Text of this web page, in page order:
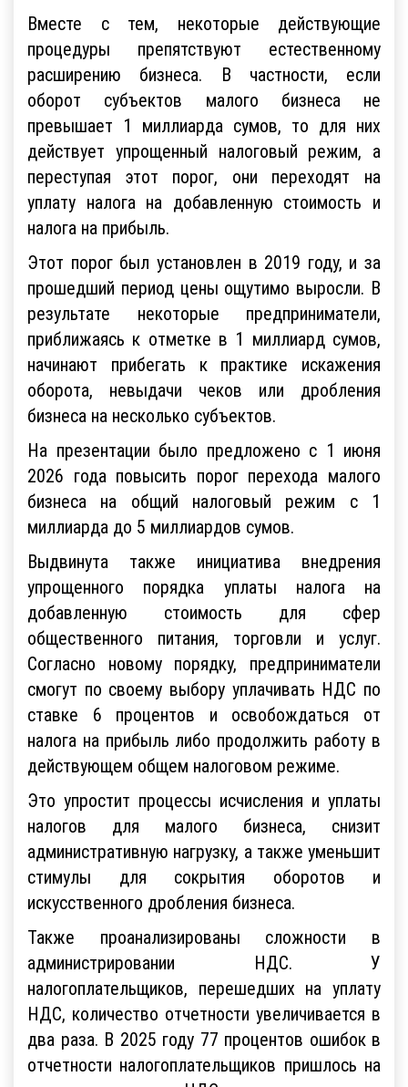
Вместе с тем, некоторые действующие
процедуры препятствуют естественному
расширению бизнеса. В частности, если
оборот субъектов малого бизнеса не
превышает 1 миллиарда сумов, то для них
действует упрощенный налоговый режим, а
переступая этот порог, они переходят на
уплату налога на добавленную стоимость и
налога на прибыль.
Этот порог был установлен в 2019 году, и за
прошедший период цены ощутимо выросли. В
результате некоторые предприниматели,
приближаясь к отметке в 1 миллиард сумов,
начинают прибегать к практике искажения
оборота, невыдачи чеков или дробления
бизнеса на несколько субъектов.
На презентации было предложено с 1 июня
2026 года повысить порог перехода малого
бизнеса на общий налоговый режим с 1
миллиарда до 5 миллиардов сумов.
Выдвинута также инициатива внедрения
упрощенного порядка уплаты налога на
добавленную стоимость для сфер
общественного питания, торговли и услуг.
Согласно новому порядку, предприниматели
смогут по своему выбору уплачивать НДС по
ставке 6 процентов и освобождаться от
налога на прибыль либо продолжить работу в
действующем общем налоговом режиме.
Это упростит процессы исчисления и уплаты
налогов для малого бизнеса, снизит
административную нагрузку, а также уменьшит
стимулы для сокрытия оборотов и
искусственного дробления бизнеса.
Также проанализированы сложности в
администрировании НДС. У
налогоплательщиков, перешедших на уплату
НДС, количество отчетности увеличивается в
два раза. В 2025 году 77 процентов ошибок в
отчетности налогоплательщиков пришлось на